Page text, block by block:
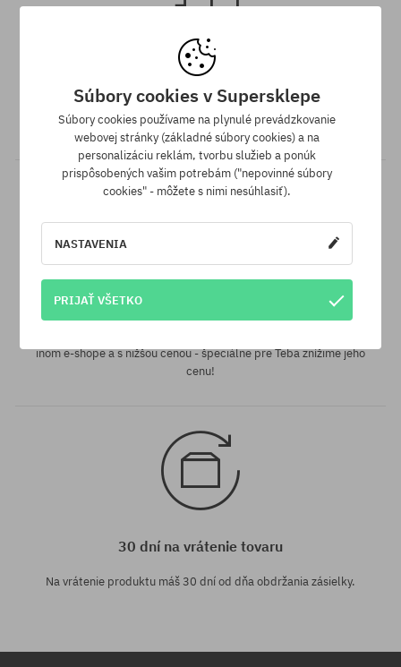
Doprava zadarmo od 70,30 €
Všetky objednávky v hodnote nad 70,30 € odosielame zadarmo
bez rozdielu na vybraný spôsob platby a doručenia.
Záruka najnižšej ceny
inom e-shope a s nižšou cenou - špeciálne pre Teba znížime jeho
cenu!
30 dní na vrátenie tovaru
Na vrátenie produktu máš 30 dní od dňa obdržania zásielky.
Súbory cookies v Supersklepe
Súbory cookies používame na plynulé prevádzkovanie
webovej stránky (základné súbory cookies) a na
personalizáciu reklám, tvorbu služieb a ponúk
prispôsobených vašim potrebám ("nepovinné súbory
cookies" - môžete s nimi nesúhlasiť).
NASTAVENIA
PRIJAŤ VŠETKO